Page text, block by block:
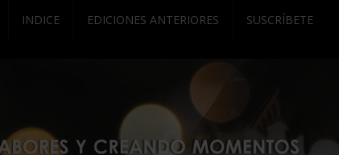
INDICE EDICIONES ANTERIORES SUSCRÍBETE